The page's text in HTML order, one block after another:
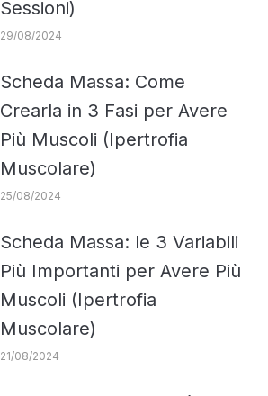
Sessioni)
29/08/2024
Scheda Massa: Come
Crearla in 3 Fasi per Avere
Più Muscoli (Ipertrofia
Muscolare)
25/08/2024
Scheda Massa: le 3 Variabili
Più Importanti per Avere Più
Muscoli (Ipertrofia
Muscolare)
21/08/2024